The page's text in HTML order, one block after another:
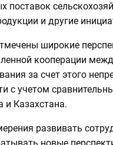
поставок
и другие
широкие
кооперации
за счет этого
с учетом
и Казахстана.
развивать